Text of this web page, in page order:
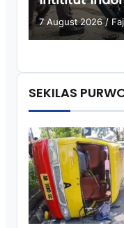
7 August 2026/
SEKILAS